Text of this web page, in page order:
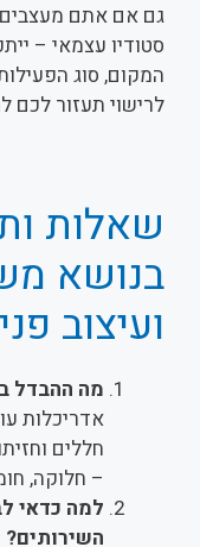
גם אם אתם
סטודיו עצמאי –
המקום, סוג
לרישוי תעזור לכם
שאלות
בנושא
ועיצוב
מה ההבדל
אדריכלות
חללים
– חלוקה,
למה כדאי
השירותים?